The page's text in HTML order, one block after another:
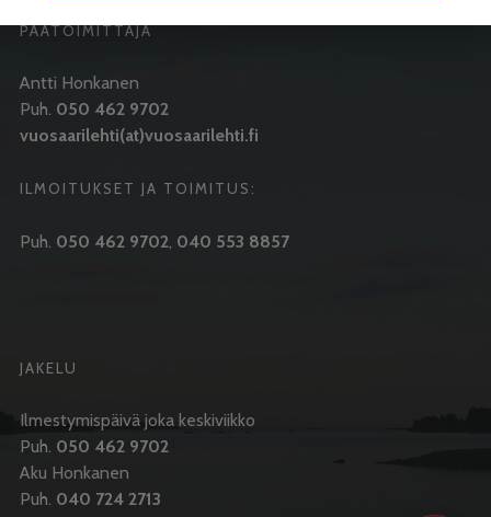
PÄÄTOIMITTAJA
Antti Honkanen
Puh. 050 462 9702
vuosaarilehti(at)vuosaarilehti.fi
ILMOITUKSET JA TOIMITUS:
Puh. 050 462 9702, 040 553 8857
JAKELU
Ilmestymispäivä joka keskiviikko
Puh. 050 462 9702
Aku Honkanen
Puh. 040 724 2713